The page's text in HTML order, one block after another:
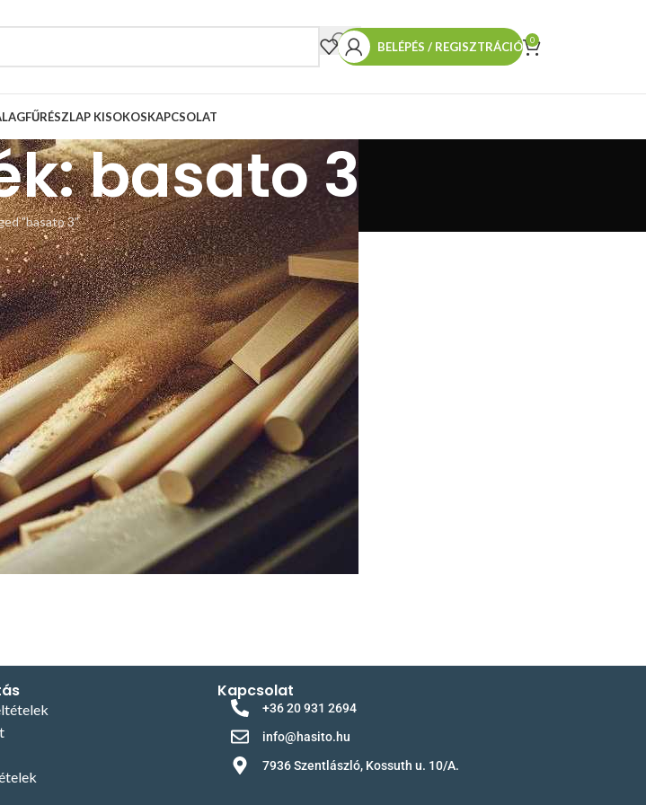
BELÉPÉS / REGISZTRÁCIÓ 0
KISOKOSKAPCSOLAT
basato 3
"basato 3"
Kapcsolat
+36 20 931 2694
info@hasito.hu
7936 Szentlászló, Kossuth u. 10/A.